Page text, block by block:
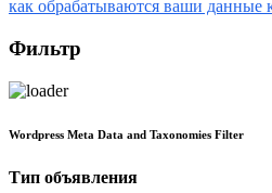
как обрабатываются ваши данные
Фильтр
Wordpress Meta Data and Taxonomies Filter
Тип объявления